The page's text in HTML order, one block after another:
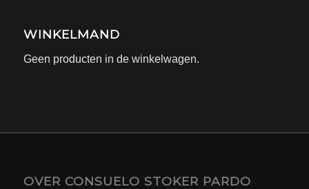
WINKELMAND
Geen producten in de winkelwagen.
OVER CONSUELO STOKER PARDO